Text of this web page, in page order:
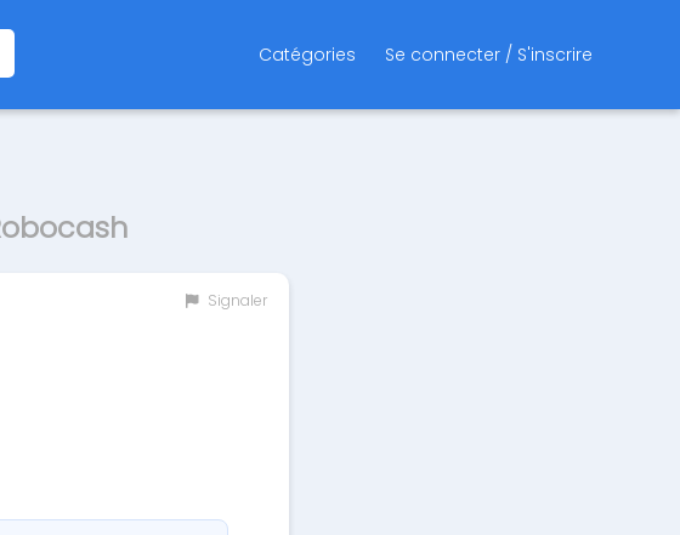
Catégories Se connecter / S'inscrire
Signaler